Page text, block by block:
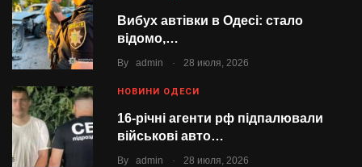
Вибух автівки в Одесі: стало
відомо,…
By admin . 28 июля, 2026
НОВИНИ ОДЕСИ
16-річні агенти рф підпалювали
військові авто…
By admin . 28 июля, 2026